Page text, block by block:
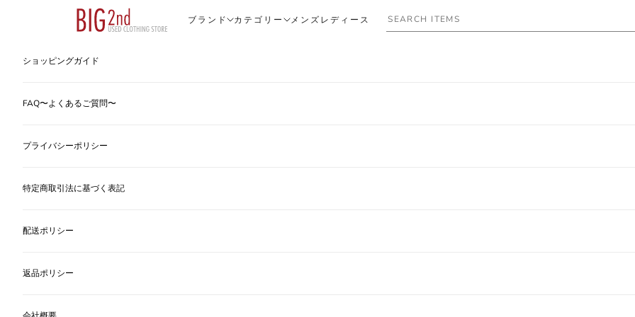
ヴィンテージ古着のオンライン通販なら【公式】古着屋BIG2nd
ブランド カテゴリー メンズレディース
ショッピングガイド
FAQ〜よくあるご質問〜
プライバシーポリシー
特定商取引法に基づく表記
配送ポリシー
返品ポリシー